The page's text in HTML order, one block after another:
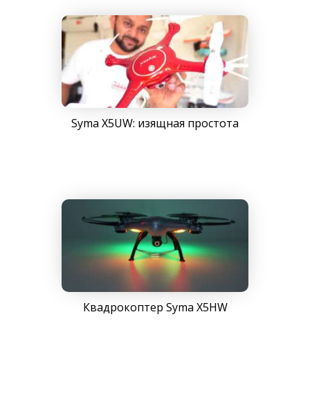
Syma X5UW: изящная простота
Квадрокоптер Syma X5HW